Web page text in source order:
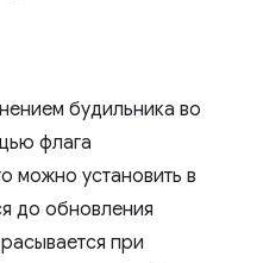
будильника во
флага
можно установить в
до обновления
при